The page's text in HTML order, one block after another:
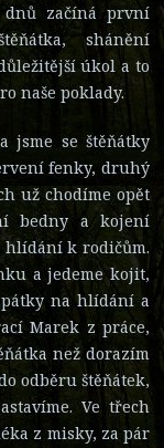
dnů začíná první
shánění
úkol a to
naše poklady.
jsme se štěňátky
fenky, druhý
už chodíme opět
bedny a kojení
hlídání k rodičům.
a jedeme kojit,
na hlídání a
Marek z práce,
než dorazím
odběru štěňátek,
Ve třech
z misky, za pár